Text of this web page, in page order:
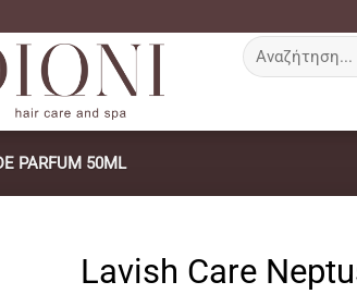
Αναζήτηση
για:
PARFUM 50ML
Lavish Care